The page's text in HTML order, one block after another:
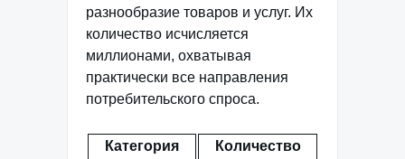
разнообразие товаров и услуг. Их
количество исчисляется
миллионами, охватывая
практически все направления
потребительского спроса.
Категория
Количество